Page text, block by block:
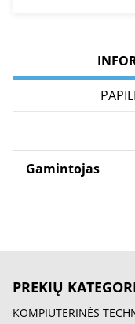
Gamintojas
PREKIŲ
KOMPIUTERINĖS